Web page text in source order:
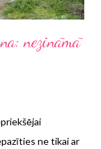
nezināmā
ne tikai ar